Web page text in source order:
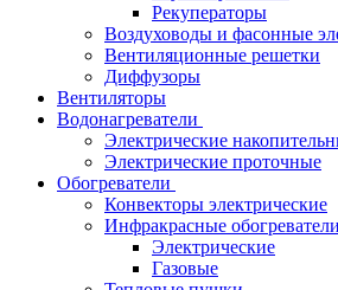
Рекуператоры
Воздуховоды и фасонные
Вентиляционные решетки
Диффузоры
Вентиляторы
Водонагреватели
Электрические
Электрические проточные
Обогреватели
Конвекторы электрические
Инфракрасные обогреватели
Электрические
Газовые